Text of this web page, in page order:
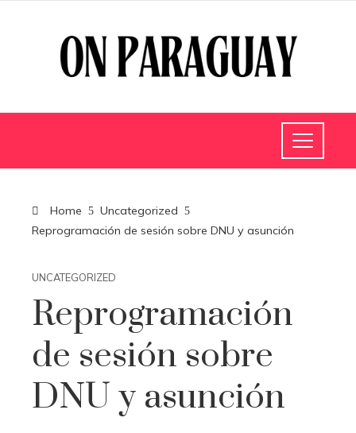
Home
Uncategorized
Reprogramación de sesión sobre DNU y asunción
UNCATEGORIZED
Reprogramación
de sesión sobre
DNU y asunción